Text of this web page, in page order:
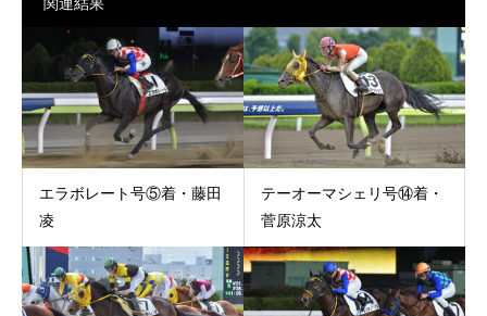
エラボレート号⑤着・藤田
凌
テーオーマシェリ号⑭着・
菅原涼太